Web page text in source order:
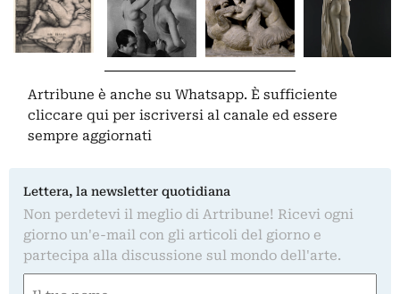
Artribune è anche su Whatsapp. È sufficiente
cliccare qui per iscriversi al canale ed essere
sempre aggiornati
Lettera, la newsletter quotidiana
Non perdetevi il meglio di Artribune! Ricevi ogni
giorno un'e-mail con gli articoli del giorno e
partecipa alla discussione sul mondo dell'arte.